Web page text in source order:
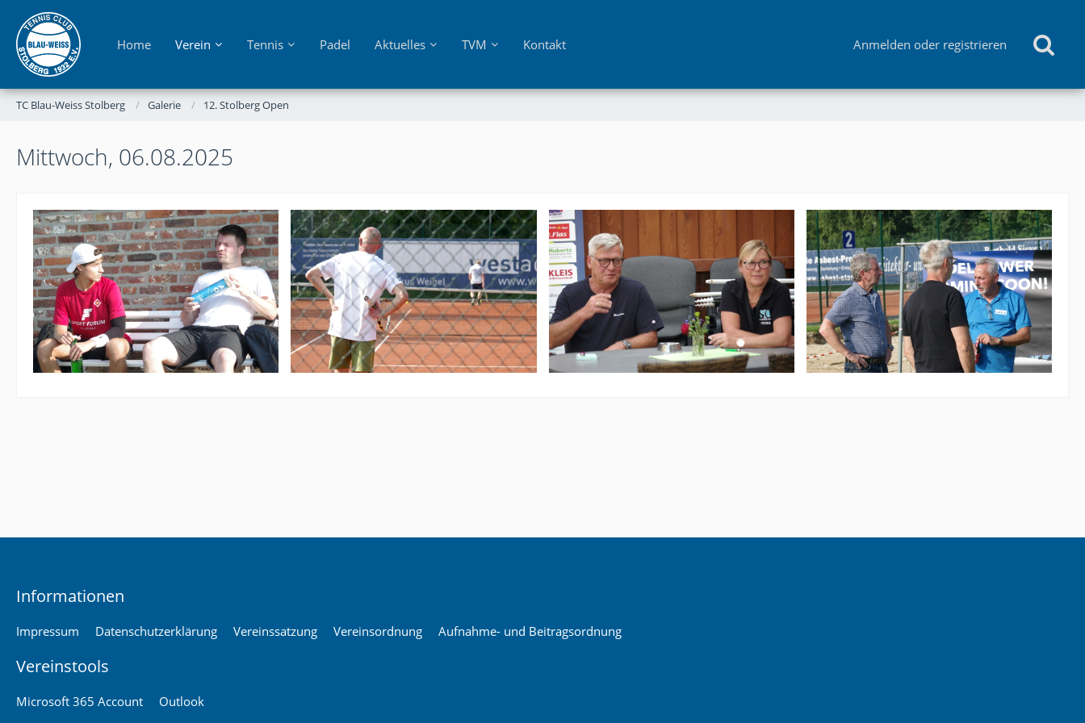
Home Verein Tennis Padel Aktuelles TVM Kontakt Anmelden oder registrieren
TC Blau-Weiss Stolberg Galerie 12. Stolberg Open
Mittwoch, 06.08.2025
Informationen
Impressum Datenschutzerklärung Vereinssatzung Vereinsordnung Aufnahme- und Beitragsordnung
Vereinstools
Microsoft 365 Account Outlook